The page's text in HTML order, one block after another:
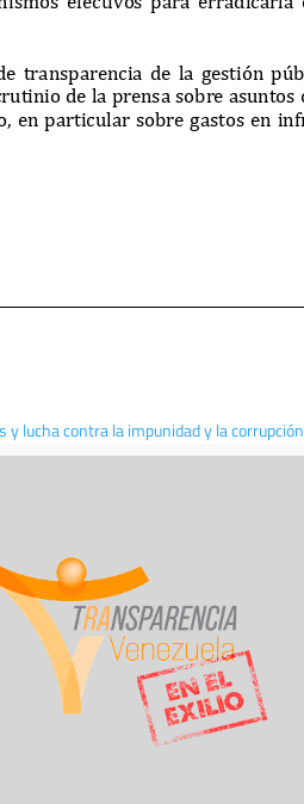
lucha contra la impunidad y la corrupción